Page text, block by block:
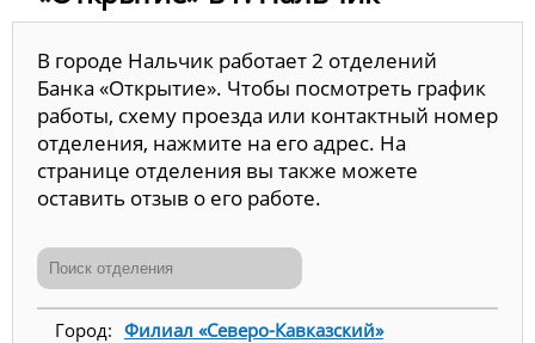
В городе Нальчик работает 2 отделений
Банка «Открытие». Чтобы посмотреть график
работы, схему проезда или контактный номер
отделения, нажмите на его адрес. На
странице отделения вы также можете
оставить отзыв о его работе.
Филиал «Северо-Кавказский»